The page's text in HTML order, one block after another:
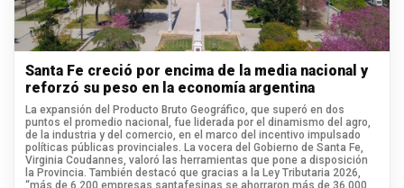
Santa Fe creció por encima de la media nacional y
reforzó su peso en la economía argentina
La expansión del Producto Bruto Geográfico, que superó en dos
puntos el promedio nacional, fue liderada por el dinamismo del agro,
de la industria y del comercio, en el marco del incentivo impulsado
políticas públicas provinciales. La vocera del Gobierno de Santa Fe,
Virginia Coudannes, valoró las herramientas que pone a disposición
la Provincia. También destacó que gracias a la Ley Tributaria 2026,
“más de 6.200 empresas santafesinas se ahorraron más de 36.000